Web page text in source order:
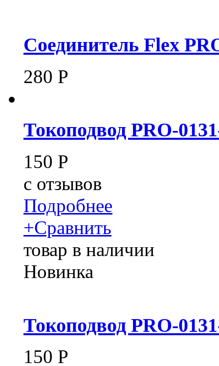
Соединитель Flex
280 Р
Токоподвод PRO-
150 Р
c отзывов
Подробнее
+Сравнить
товар в наличии
Новинка
Токоподвод PRO-
150 Р